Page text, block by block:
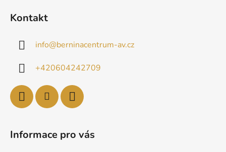
Kontakt
info@berninacentrum-av.cz
+420604242709
Informace pro vás